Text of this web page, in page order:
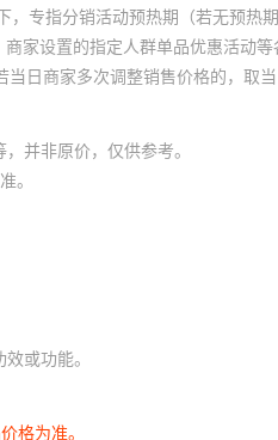
专指分销活动预热期（若无预热
家设置的指定人群单品优惠活动
日商家多次调整销售价格的，取当
并非原价，仅供参考。
。
或功能。
格为准。